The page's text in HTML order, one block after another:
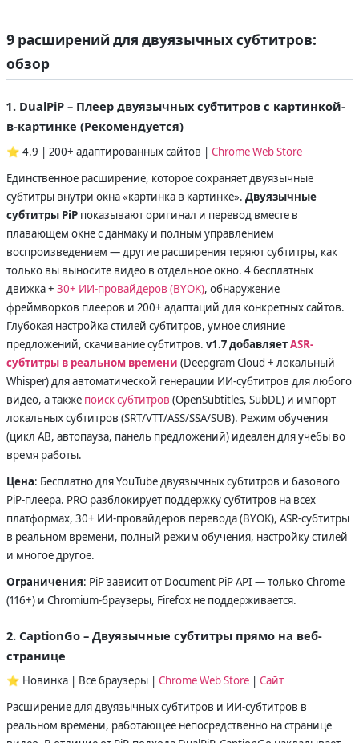
9 расширений для двуязычных субтитров:
обзор
1. DualPiP – Плеер двуязычных субтитров с картинкой-
в-картинке (Рекомендуется)
⭐ 4.9 | 200+ адаптированных сайтов | Chrome Web Store
Единственное расширение, которое сохраняет двуязычные
субтитры внутри окна «картинка в картинке». Двуязычные
субтитры PiP показывают оригинал и перевод вместе в
плавающем окне с данмаку и полным управлением
воспроизведением — другие расширения теряют субтитры, как
только вы выносите видео в отдельное окно. 4 бесплатных
движка + 30+ ИИ-провайдеров (BYOK), обнаружение
фреймворков плееров и 200+ адаптаций для конкретных сайтов.
Глубокая настройка стилей субтитров, умное слияние
предложений, скачивание субтитров. v1.7 добавляетASR-
субтитры в реальном времени (Deepgram Cloud + локальный
Whisper) для автоматической генерации ИИ-субтитров для любого
видео, а также поиск субтитров (OpenSubtitles, SubDL) и импорт
локальных субтитров (SRT/VTT/ASS/SSA/SUB). Режим обучения
(цикл AB, автопауза, панель предложений) идеален для учёбы во
время работы.
Цена: Бесплатно для YouTube двуязычных субтитров и базового
PiP-плеера. PRO разблокирует поддержку субтитров на всех
платформах, 30+ ИИ-провайдеров перевода (BYOK), ASR-субтитры
в реальном времени, полный режим обучения, настройку стилей
и многое другое.
Ограничения: PiP зависит от Document PiP API — только Chrome
(116+) и Chromium-браузеры, Firefox не поддерживается.
2. CaptionGo – Двуязычные субтитры прямо на веб-
странице
⭐ Новинка | Все браузеры | Chrome Web Store | Сайт
Расширение для двуязычных субтитров и ИИ-субтитров в
реальном времени, работающее непосредственно на странице